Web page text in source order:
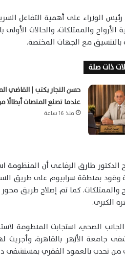
الوزراء على أهمية التفاعل
الأرواح والممتلكات، والحالات
بالتنسيق مع الجهات المختصة.
ذات صلة
حسن النجار يكتب | القاضي
عندما تصنع المنصات أبطالًا
منذ 16 ساعة
الدكتور طارق الرفاعي أن المنظومة
بمنطقة سرابيوم على طريق
الكبرى.
الصحي، استجابت المنظومة
جامعة الأزهر بالقاهرة، وأجريت
من تحدب بالعمود الفقري بمستشفى